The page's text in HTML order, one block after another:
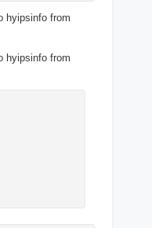
hyipsinfo from
hyipsinfo from